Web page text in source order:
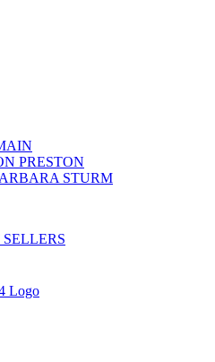
PRESTON
STURM
SELLERS